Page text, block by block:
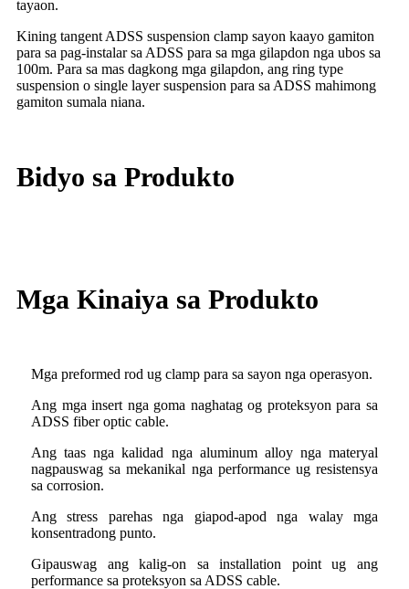
tayaon.
Kining tangent ADSS suspension clamp sayon ​​kaayo gamiton
para sa pag-instalar sa ADSS para sa mga gilapdon nga ubos sa
100m. Para sa mas dagkong mga gilapdon, ang ring type
suspension o single layer suspension para sa ADSS mahimong
gamiton sumala niana.
Bidyo sa Produkto
Mga Kinaiya sa Produkto
Mga preformed rod ug clamp para sa sayon ​​nga operasyon.
Ang mga insert nga goma naghatag og proteksyon para sa
ADSS fiber optic cable.
Ang taas nga kalidad nga aluminum alloy nga materyal
nagpauswag sa mekanikal nga performance ug resistensya
sa corrosion.
Ang stress parehas nga giapod-apod nga walay mga
konsentradong punto.
Gipauswag ang kalig-on sa installation point ug ang
performance sa proteksyon sa ADSS cable.